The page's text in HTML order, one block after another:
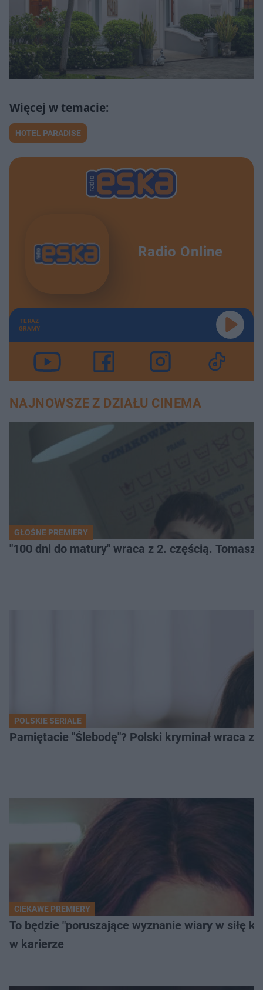
HOTEL PARADISE
Radio Online
TERAZ
GRAMY
NAJNOWSZE Z DZIAŁU CINEMA
GŁOŚNE PREMIERY
"100 dni do matury" wraca z 2. częścią.
POLSKIE SERIALE
Pamiętacie "Ślebodę"? Polski kryminał wraca
CIEKAWE PREMIERY
To będzie "poruszające wyznanie wiary w siłę
w karierze